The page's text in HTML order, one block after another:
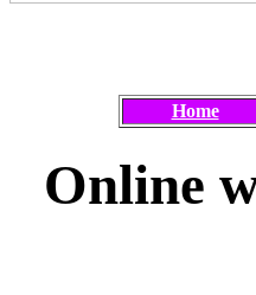
Home
Online